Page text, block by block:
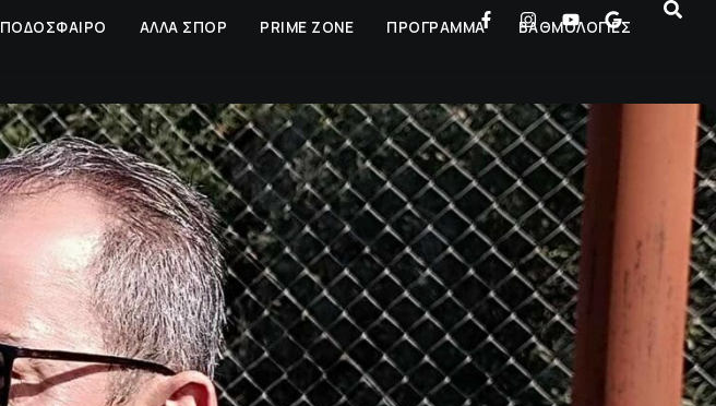
ΠΟΔΟΣΦΑΙΡΟ ΑΛΛΑ ΣΠΟΡ PRIME ZONE ΠΡΟΓΡΑΜΜΑ ΒΑΘΜΟΛΟΓΙΕΣ